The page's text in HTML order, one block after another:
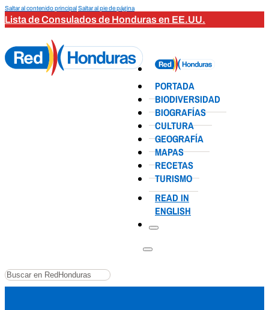
Saltar al contenido principalSaltar al pie de página
Lista de Consulados de Honduras en EE.UU.
PORTADA
BIODIVERSIDAD
BIOGRAFÍAS
CULTURA
GEOGRAFÍA
MAPAS
RECETAS
TURISMO
READ IN
ENGLISH
Buscar